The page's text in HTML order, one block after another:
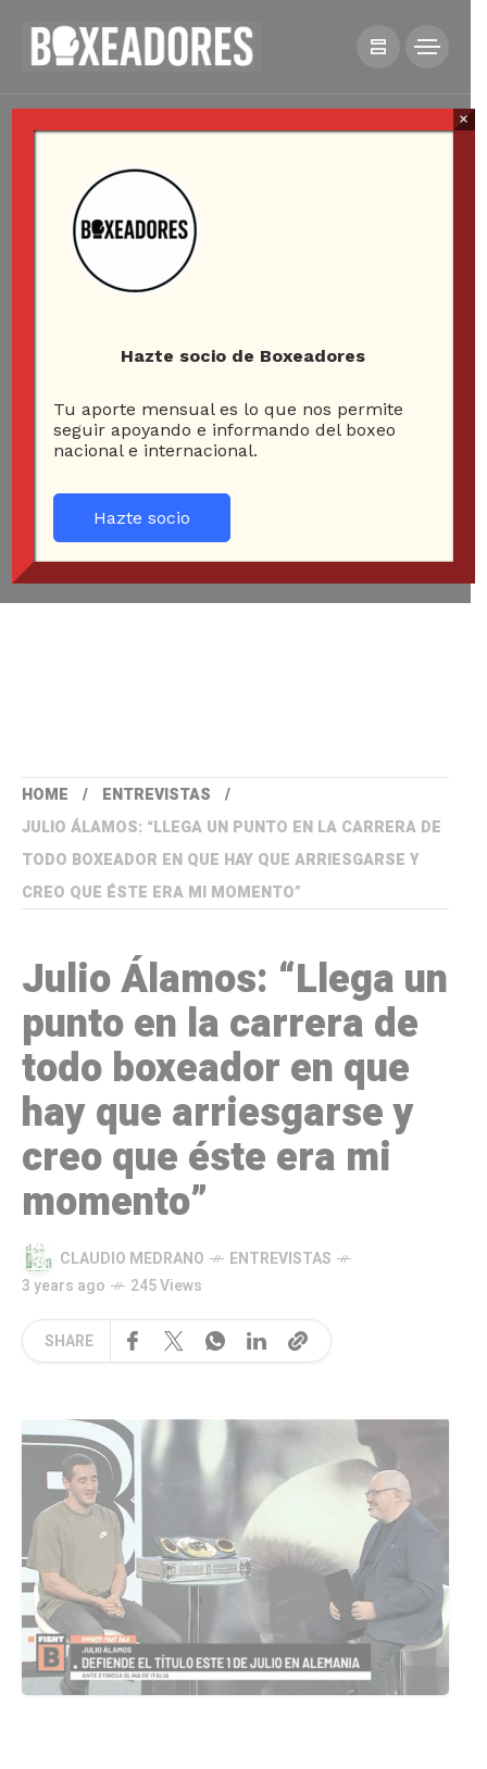
HOME
ENTREVISTAS
JULIO ÁLAMOS: “LLEGA UN PUNTO EN LA CARRERA DE
TODO BOXEADOR EN QUE HAY QUE ARRIESGARSE Y
CREO QUE ÉSTE ERA MI MOMENTO”
Julio Álamos: “Llega un
punto en la carrera de
todo boxeador en que
hay que arriesgarse y
creo que éste era mi
momento”
CLAUDIO MEDRANO
ENTREVISTAS
3 years ago
245 Views
SHARE
Hazte socio de Boxeadores
Tu aporte mensual es lo que nos permite
seguir apoyando e informando del boxeo
nacional e internacional.
Hazte socio
×